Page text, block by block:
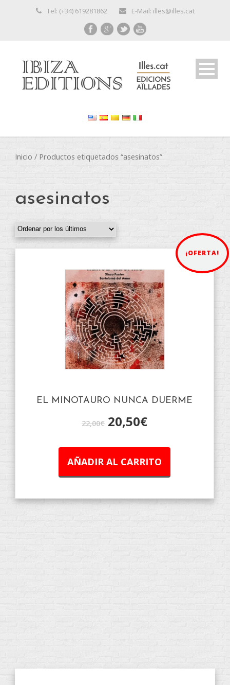
Tel: (+34) 619281862 E-Mail: illes@illes.cat
Inicio / Productos etiquetados “asesinatos”
asesinatos
¡OFERTA!
EL MINOTAURO NUNCA DUERME
22,00€ 20,50€
AÑADIR AL CARRITO